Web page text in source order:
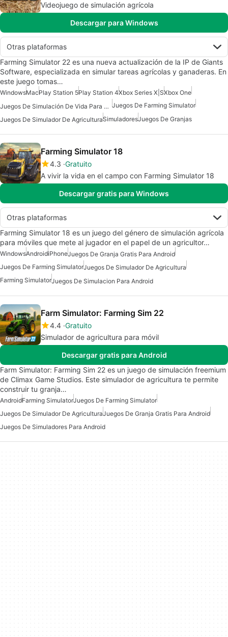
Videojuego de simulación agrícola
Descargar para Windows
Otras plataformas
Farming Simulator 22 es una nueva actualización de la IP de Giants
Software, especializada en simular tareas agrícolas y ganaderas. En
este juego tomas…
WindowsMacPlay Station 5Play Station 4Xbox Series X|SXbox One
Juegos De Simulación De Vida Para Mac Juegos De Farming Simulator
Juegos De Simulador De AgriculturaSimuladoresJuegos De Granjas
Farming Simulator 18
4.3 Gratuito
A vivir la vida en el campo con Farming Simulator 18
Descargar gratis para Windows
Otras plataformas
Farming Simulator 18 es un juego del género de simulación agrícola
para móviles que mete al jugador en el papel de un agricultor…
WindowsAndroidiPhoneJuegos De Granja Gratis Para Android
Juegos De Farming SimulatorJuegos De Simulador De Agricultura
Farming SimulatorJuegos De Simulacion Para Android
Farm Simulator: Farming Sim 22
4.4 Gratuito
Simulador de agricultura para móvil
Descargar gratis para Android
Farm Simulator: Farming Sim 22 es un juego de simulación freemium
de Climax Game Studios. Este simulador de agricultura te permite
construir tu granja…
AndroidFarming SimulatorJuegos De Farming Simulator
Juegos De Simulador De AgriculturaJuegos De Granja Gratis Para Android
Juegos De Simuladores Para Android